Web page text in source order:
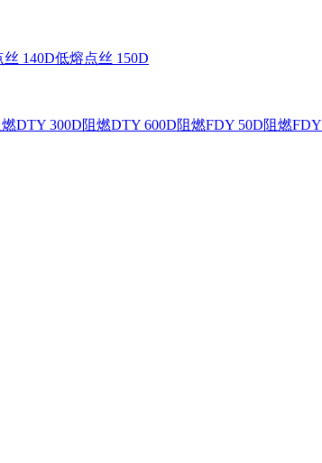
140D低熔点丝 150D
燃DTY 300D阻燃DTY 600D阻燃FDY 50D阻燃